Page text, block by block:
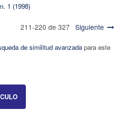
1 (1998)
211-220 de 327 Siguiente
de similitud avanzadapara este